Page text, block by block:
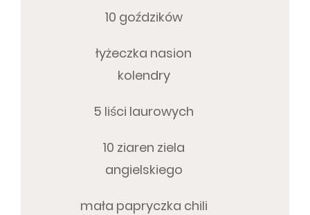
10 goździków
łyżeczka nasion
kolendry
5 liści laurowych
10 ziaren ziela
angielskiego
mała papryczka chili